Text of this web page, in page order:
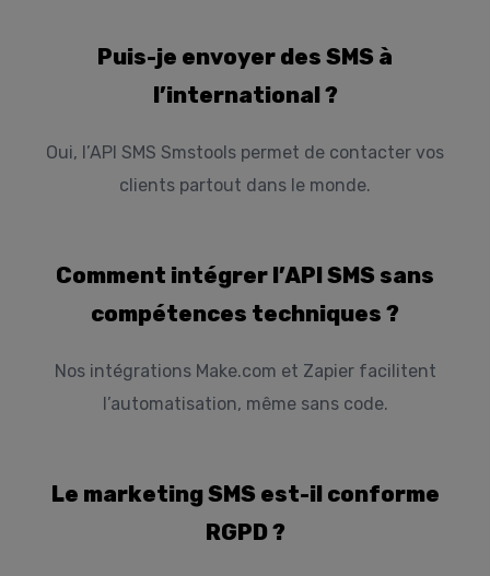
Puis-je envoyer des SMS à
l’international ?
Oui, l’API SMS Smstools permet de contacter vos
clients partout dans le monde.
Comment intégrer l’API SMS sans
compétences techniques ?
Nos intégrations Make.com et Zapier facilitent
l’automatisation, même sans code.
Le marketing SMS est-il conforme
RGPD ?